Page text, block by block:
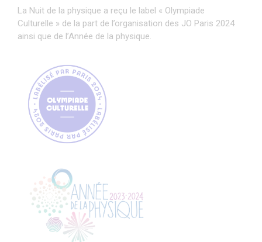
La Nuit de la physique a reçu le label « Olympiade
Culturelle » de la part de l’organisation des JO Paris 2024
ainsi que de l’Année de la physique.